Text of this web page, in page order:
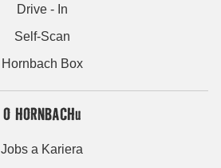
Drive - In
Self-Scan
Hornbach Box
O HORNBACHu
Jobs a Kariera